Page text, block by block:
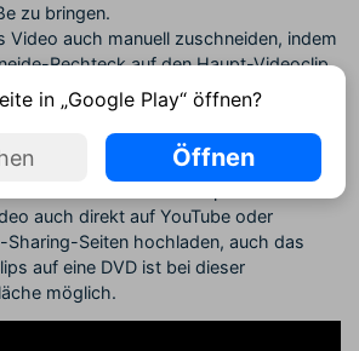
zu bringen.
Video auch manuell zuschneiden, indem
Rechteck auf den Haupt-Videoclip
dem geschnittenen Video einigermaßen
müssen Sie nur noch auf die Schaltfläche
um die verkleinerte Videodatei in
auch direkt auf YouTube oder
Sharing-Seiten hochladen, auch das
auf eine DVD ist bei dieser
möglich.
in „Google Play“ öffnen?
Öffnen